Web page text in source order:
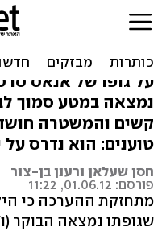
חשד: הילד
הותקף מינית
נמצאה במטע סמוך
קשים והמשטרה
טוענים: הוא נדרס על
חסן שעלאן ורענן בן-צור
פורסם: 01.06.12, 11:22
מתחזקת ההערכה כי
שגופתו נמצאה הבוקר